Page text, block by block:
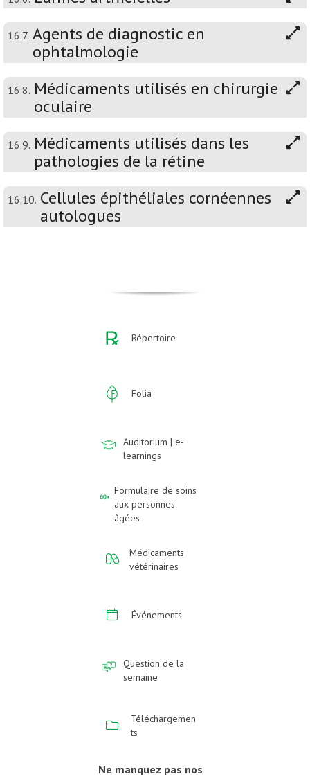
16.7. Agents de diagnostic en
ophtalmologie
16.8. Médicaments utilisés en chirurgie
oculaire
16.9. Médicaments utilisés dans les
pathologies de la rétine
16.10. Cellules épithéliales cornéennes
autologues
Répertoire
Folia
Auditorium | e-
learnings
Formulaire de soins
aux personnes
âgées
Médicaments
vétérinaires
Événements
Question de la
semaine
Téléchargemen
ts
Ne manquez pas nos